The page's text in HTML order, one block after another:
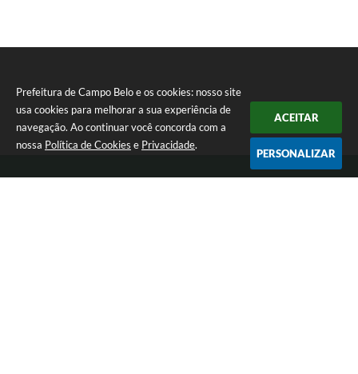
Prefeitura de Campo Belo e os cookies: nosso site
usa cookies para melhorar a sua experiência de
navegação. Ao continuar você concorda com a
nossa Política de Cookies e Privacidade.
ACEITAR
PERSONALIZAR